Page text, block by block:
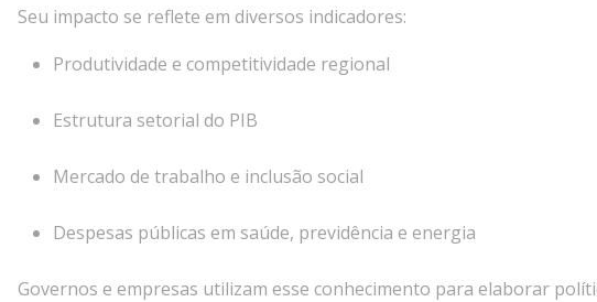
Seu impacto se reflete em diversos indicadores:
Produtividade e competitividade regional
Estrutura setorial do PIB
Mercado de trabalho e inclusão social
Despesas públicas em saúde, previdência e energia
Governos e empresas utilizam esse conhecimento para elaborar